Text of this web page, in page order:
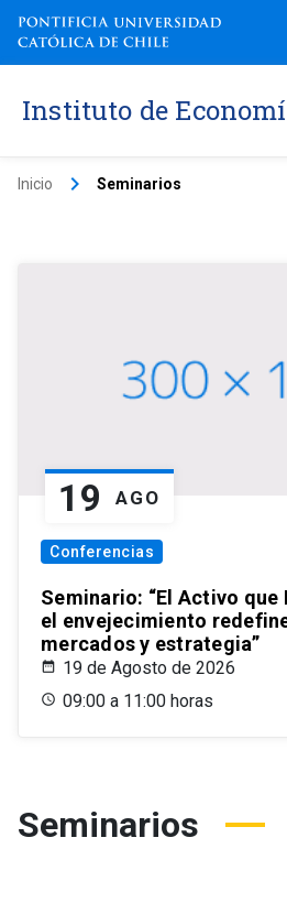
Instituto de
Inicio keyboard_arrow_right Seminarios
19 AGO
Conferencias
Seminario: “El Activo que
el envejecimiento
mercados y estrategia”
19 de Agosto de 2026
09:00 a 11:00 horas
Seminarios